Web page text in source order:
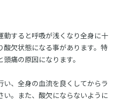
動すると呼吸が浅くなり全身に十
欠状態になる事があります。特
痛の原因になります。
、全身の血流を良くしてからラ
い。また、酸欠にならないように